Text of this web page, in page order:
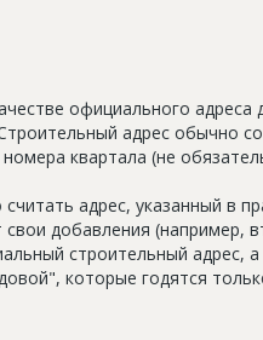
официального
адрес обычно
квартала (не
адрес, указанный в
добавления (например,
строительный адрес,
которые годятся